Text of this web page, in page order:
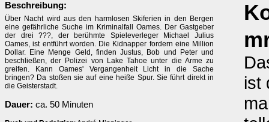
Beschreibung:
Über Nacht wird aus den harmlosen Skiferien in den Bergen
eine gefährliche Suche im Kriminalfall Oames. Der Gastgeber
der drei ???, der berühmte Spieleverleger Michael Julius
Oames, ist entführt worden. Die Kidnapper fordern eine Million
Dollar. Eine Menge Geld, finden Justus, Bob und Peter und
beschließen, der Polizei von Lake Tahoe unter die Arme zu
greifen. Kann Oames' Vergangenheit Licht in die Sache
bringen? Da stoßen sie auf eine heiße Spur. Sie führt direkt in
die Geisterstadt.
Dauer: ca. 50 Minuten
ist